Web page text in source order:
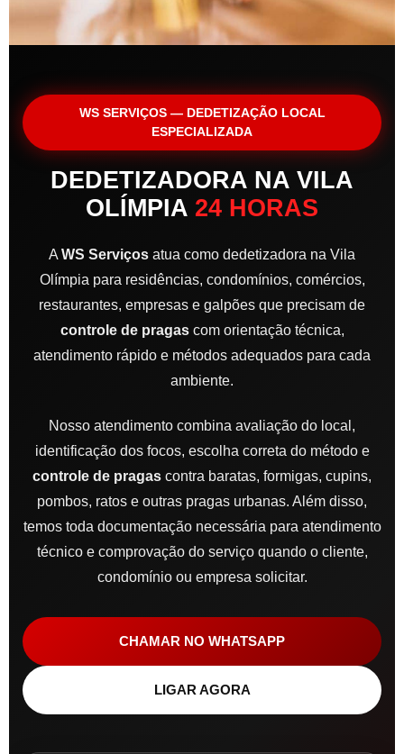
WS SERVIÇOS — DEDETIZAÇÃO LOCAL
ESPECIALIZADA
DEDETIZADORA NA VILA
OLÍMPIA 24 HORAS
AWS Serviços atua como dedetizadora na Vila
Olímpia para residências, condomínios, comércios,
restaurantes, empresas e galpões que precisam de
controle de pragascom orientação técnica,
atendimento rápido e métodos adequados para cada
ambiente.
Nosso atendimento combina avaliação do local,
identificação dos focos, escolha correta do método e
controle de pragas contra baratas, formigas, cupins,
pombos, ratos e outras pragas urbanas. Além disso,
temos toda documentação necessária para atendimento
técnico e comprovação do serviço quando o cliente,
condomínio ou empresa solicitar.
CHAMAR NO WHATSAPP
LIGAR AGORA